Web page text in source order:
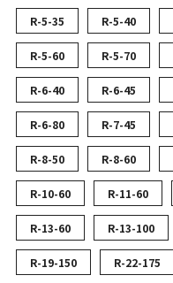
R-5-35 R-5-40
R-5-60 R-5-70
R-6-40 R-6-45
R-6-80 R-7-45
R-8-50 R-8-60
R-10-60 R-11-60
R-13-60 R-13-100
R-19-150 R-22-175